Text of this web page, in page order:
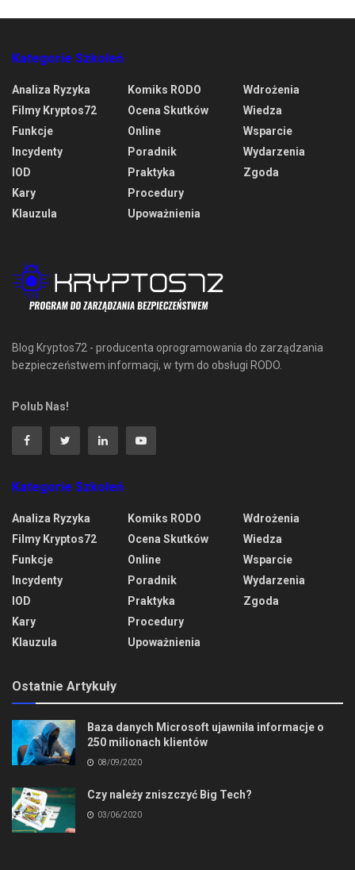
Kategorie Szkoleń
Analiza Ryzyka
Filmy Kryptos72
Funkcje
Incydenty
IOD
Kary
Klauzula
Komiks RODO
Ocena Skutków
Online
Poradnik
Praktyka
Procedury
Upoważnienia
Wdrożenia
Wiedza
Wsparcie
Wydarzenia
Zgoda
Blog Kryptos72 - producenta oprogramowania do zarządzania
bezpieczeństwem informacji, w tym do obsługi RODO.
Polub Nas!
Kategorie Szkoleń
Analiza Ryzyka
Filmy Kryptos72
Funkcje
Incydenty
IOD
Kary
Klauzula
Komiks RODO
Ocena Skutków
Online
Poradnik
Praktyka
Procedury
Upoważnienia
Wdrożenia
Wiedza
Wsparcie
Wydarzenia
Zgoda
Ostatnie Artykuły
Baza danych Microsoft ujawniła informacje o
250 milionach klientów
08/09/2020
Czy należy zniszczyć Big Tech?
03/06/2020